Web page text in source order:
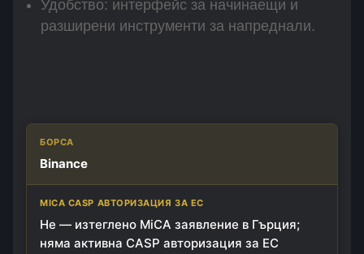
Удобство: интерфейс за начинаещи и
разширени инструменти за напреднали.
БОРСА
MICA CASP АВТОРИЗАЦИЯ ЗА ЕС
СПОТ ТАКСА
Binance
Не — изтеглено MiCA заявление в Гърция;
няма активна CASP авторизация за ЕС